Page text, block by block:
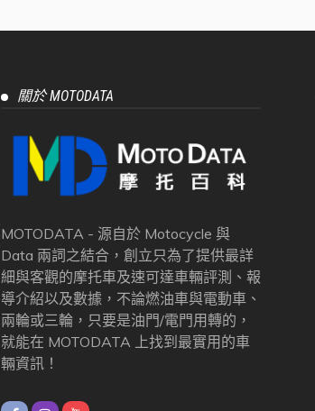
關於 MOTODATA
MOTODATA - 源自於 Motocycle 與
Data 兩詞之結合，創立只為了提供最詳
細與客觀的摩托車及速可達車輛評測、報
導介紹以及數據，不論燃油車與電動車、
兩輪或三輪，只要是油門/電門用轉的，
就能在 MOTODATA 上找到最實用的車
輛資訊！